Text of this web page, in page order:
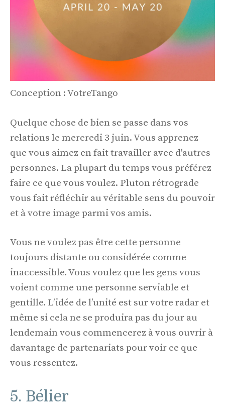
Conception : VotreTango
Quelque chose de bien se passe dans vos
relations le mercredi 3 juin. Vous apprenez
que vous aimez en fait travailler avec d'autres
personnes. La plupart du temps vous préférez
faire ce que vous voulez. Pluton rétrograde
vous fait réfléchir au véritable sens du pouvoir
et à votre image parmi vos amis.
Vous ne voulez pas être cette personne
toujours distante ou considérée comme
inaccessible. Vous voulez que les gens vous
voient comme une personne serviable et
gentille. L’idée de l’unité est sur votre radar et
même si cela ne se produira pas du jour au
lendemain vous commencerez à vous ouvrir à
davantage de partenariats pour voir ce que
vous ressentez.
5. Bélier